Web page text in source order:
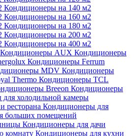
Кондиционеры на 140 м2
Кондиционеры на 160 м2
Кондиционеры на 180 м2
Кондиционеры на 200 м2
Кондиционеры на 400 м2
Кондиционеры AUX Кондиционеры
Кондиционеры Ferrum
MDV Кондиционеры
Thermo Кондиционеры TCL
Breeon Кондиционеры
холодильной камеры
ресторана Кондиционеры для
больших помещений
Кондиционеры для дачи
комнату Кондиционеры для кухни